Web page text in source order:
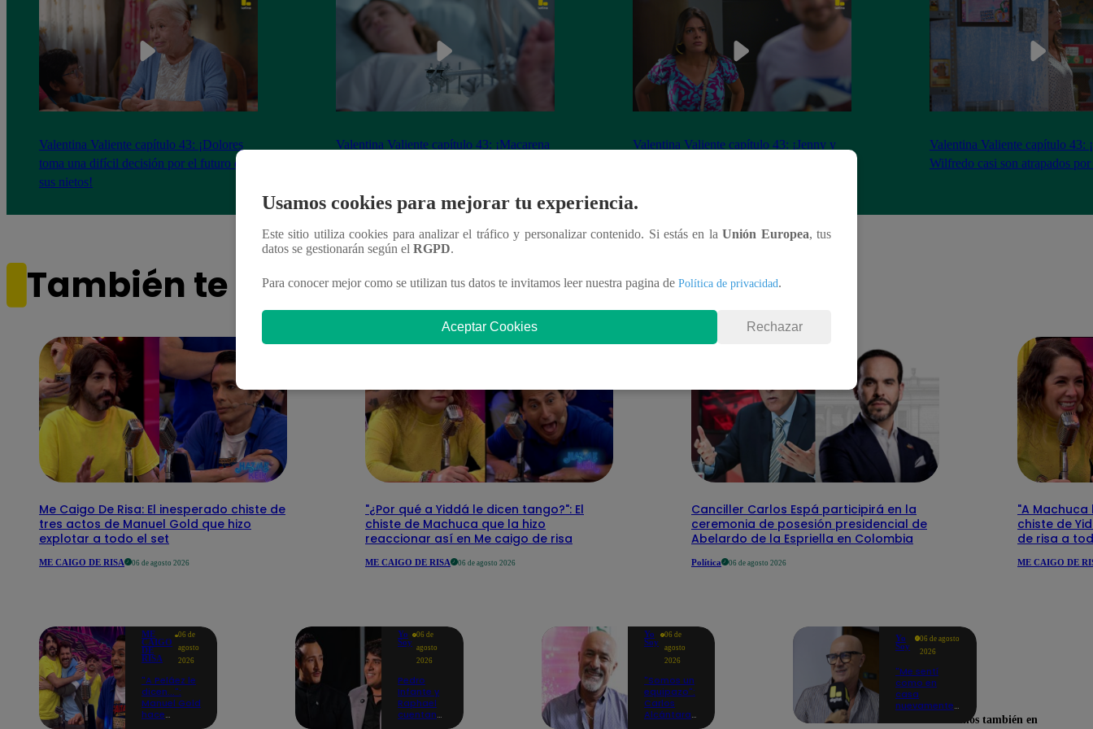
Valentina Valiente capítulo 43: ¡Dolores
toma una difícil decisión por el futuro de
sus nietos!
Valentina Valiente capítulo 43: ¡Macarena
Valentina Valiente capítulo 43: ¡Jenny y
Valentina Valiente capítulo 43:
Wilfredo casi son atrapados
También te puede interesar
Me Caigo De Risa: El inesperado chiste de
tres actos de Manuel Gold que hizo
explotar a todo el set
ME CAIGO DE RISA 06 de agosto 2026
"¿Por qué a Yiddá le dicen tango?": El
chiste de Machuca que la hizo
reaccionar así en Me caigo de risa
ME CAIGO DE RISA 06 de agosto 2026
Canciller Carlos Espá participirá en la
ceremonia de posesión presidencial de
Abelardo de la Espriella en Colombia
Política 06 de agosto 2026
"A Machuca
chiste de
de risa a
ME CAIGO DE
ME
CAIGO
DE
RISA
06 de
agosto
2026
"A Peláez le
dicen...":
Manuel Gold
hace
Yo
Soy
06 de
agosto
2026
Pedro
Infante y
Raphael
cuentan
Yo
Soy
06 de
agosto
2026
"Somos un
equipazo":
Carlos
Alcántara
Yo
Soy
06 de agosto
2026
"Me sentí
como en
casa
nuevamente":
Usamos cookies para mejorar tu experiencia.
Este sitio utiliza cookies para analizar el tráfico y personalizar contenido. Si estás en laUnión Europea, tus
datos se gestionarán según el RGPD.
Para conocer mejor como se utilizan tus datos te invitamos leer nuestra pagina de Política de privacidad.
Aceptar Cookies Rechazar
Encuéntranos también en